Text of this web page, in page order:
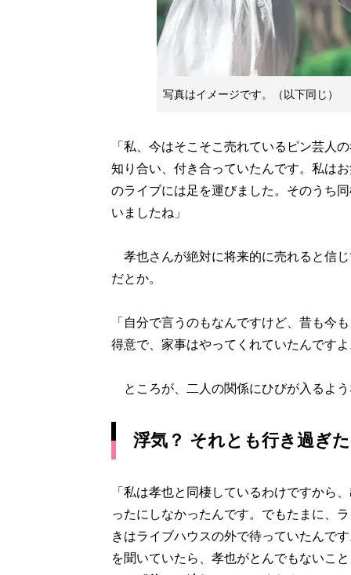
写真はイメージです。（以下同じ）
「私、今はそこそこ売れているピン芸人
知り合い、付き合っていたんです。私は
のライブには足を運びました。そのうち
いましたね」
孝也さんが絶対に将来的に売れると信
だとか。
「自分で言うのもなんですけど、昔も今
得意で、家事はやってくれていたんです
ところが、二人の関係にひびが入るよ
浮気？ それとも行き過ぎ
「私は孝也と同棲しているわけですから
ったにしなかったんです。でもたまに、
きはライブハウスの外で待っていたんで
を聞いていたら、孝也がとんでもないこ